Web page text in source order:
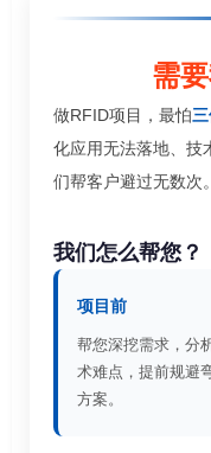
需
做RFID项目，最怕
化应用无法落地、技
们帮客户避过无数次。
我们怎么帮您？
项目前
帮您深挖需求，分
术难点，提前规避
方案。